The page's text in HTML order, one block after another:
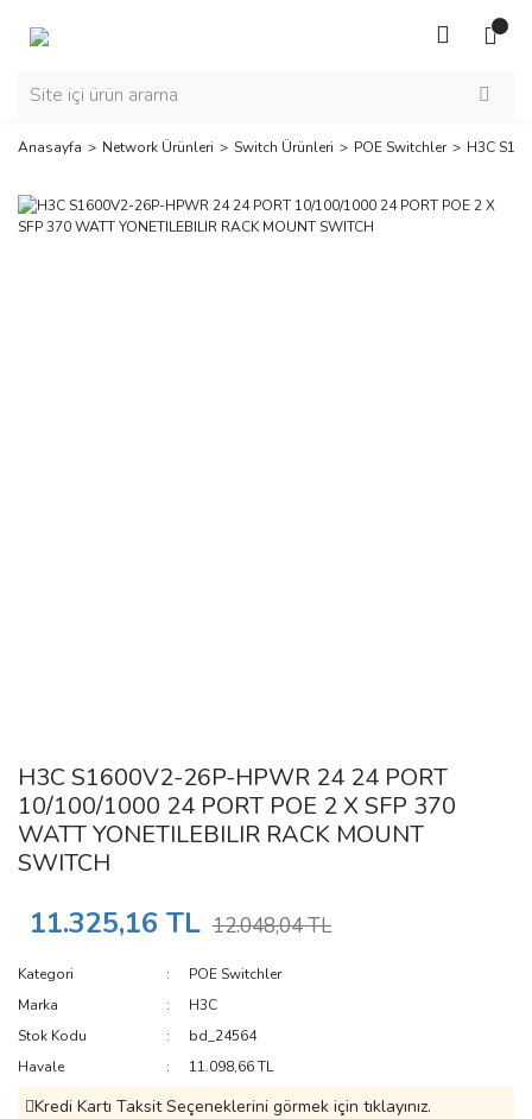
Anasayfa Network Ürünleri Switch Ürünleri POE Switchler H3C
H3C S1600V2-26P-HPWR 24 24 PORT
10/100/1000 24 PORT POE 2 X SFP 370
WATT YONETILEBILIR RACK MOUNT
SWITCH
11.325,16 TL 12.048,04 TL
Kategori
POE Switchler
Marka
H3C
Stok Kodu
bd_24564
Havale
11.098,66 TL
Kredi Kartı Taksit Seçeneklerini görmek için tıklayınız.